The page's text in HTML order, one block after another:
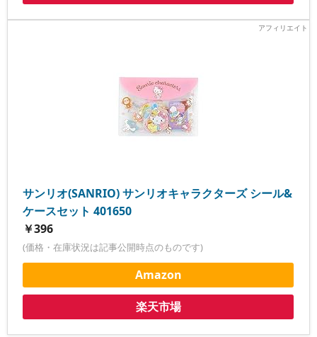
サンリオ(SANRIO) サンリオキャラクターズ シール&
ケースセット 401650
￥396
(価格・在庫状況は記事公開時点のものです)
Amazon
楽天市場